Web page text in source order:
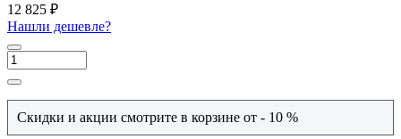
12 825 ₽
Нашли дешевле?
Скидки и акции смотрите в корзине от - 10 %